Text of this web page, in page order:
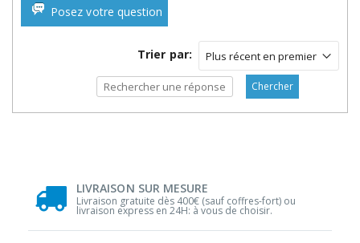
Posez votre question
Trier par:
Chercher
LIVRAISON SUR MESURE
Livraison gratuite dès 400€ (sauf coffres-fort) ou
livraison express en 24H: à vous de choisir.